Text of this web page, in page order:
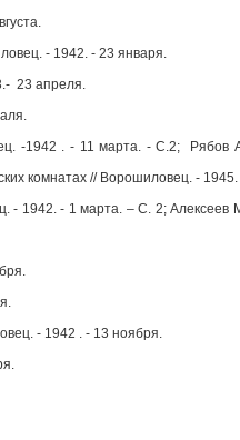
- 1942. - 23 января.
23 апреля.
-1942 . - 11 марта. - С.2; Рябов
комнатах // Ворошиловец. -
1942. - 1 марта. – С. 2; Алексеев
- 1942 . - 13 ноября.